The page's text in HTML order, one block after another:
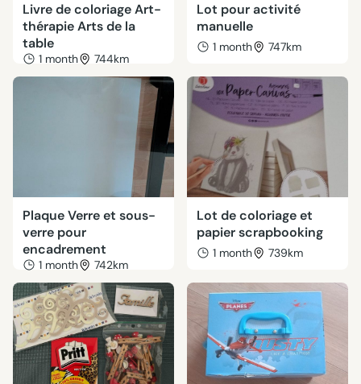
Livre de coloriage Art-
thérapie Arts de la
table
1 month 744km
Lot pour activité
manuelle
1 month 747km
Plaque Verre et sous-
verre pour
encadrement
1 month 742km
Lot de coloriage et
papier scrapbooking
1 month 739km